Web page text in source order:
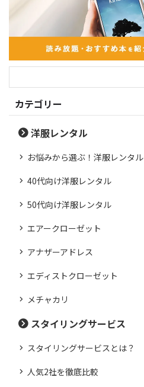
カテゴリー
洋服レンタル
お悩みから選ぶ！洋服レンタル
40代向け洋服レンタル
50代向け洋服レンタル
エアークローゼット
アナザーアドレス
エディストクローゼット
メチャカリ
スタイリングサービス
スタイリングサービスとは？
人気2社を徹底比較